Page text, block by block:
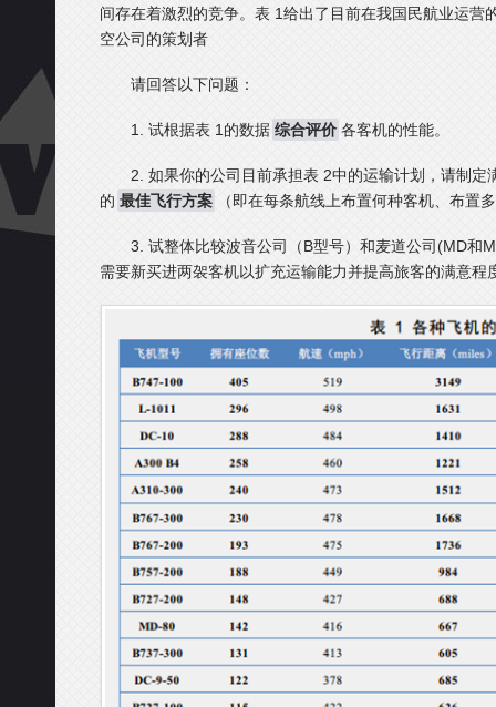
间存在着激烈的竞争。表 1给出了目前在我国民航业运营
空公司的策划者
请回答以下问题：
1. 试根据表 1的数据 综合评价 各客机的性能。
2. 如果你的公司目前承担表 2中的运输计划，请制
的 最佳飞行方案 （即在每条航线上布置何种客机、布置
3. 试整体比较波音公司（B型号）和麦道公司(MD和
需要新买进两袈客机以扩充运输能力并提高旅客的满意程